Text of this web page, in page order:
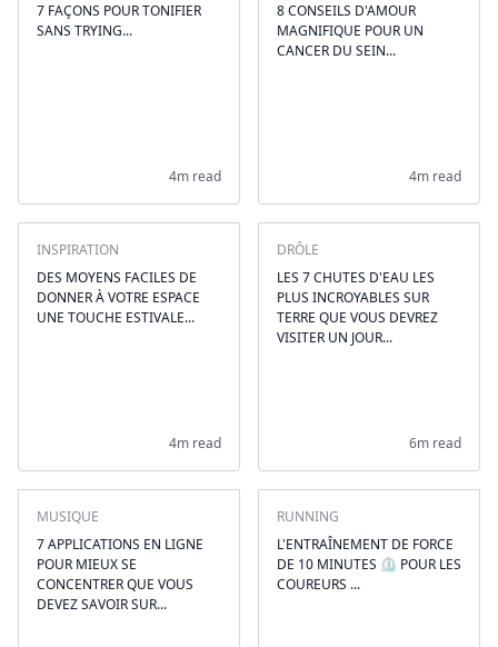
7 FAÇONS POUR TONIFIER
SANS TRYING...
4m read
8 CONSEILS D'AMOUR
MAGNIFIQUE POUR UN
CANCER DU SEIN...
4m read
INSPIRATION
DES MOYENS FACILES DE
DONNER À VOTRE ESPACE
UNE TOUCHE ESTIVALE...
4m read
DRÔLE
LES 7 CHUTES D'EAU LES
PLUS INCROYABLES SUR
TERRE QUE VOUS DEVREZ
VISITER UN JOUR...
6m read
MUSIQUE
7 APPLICATIONS EN LIGNE
POUR MIEUX SE
CONCENTRER QUE VOUS
DEVEZ SAVOIR SUR...
RUNNING
L'ENTRAÎNEMENT DE FORCE
DE 10 MINUTES ⏲ POUR LES
COUREURS ...